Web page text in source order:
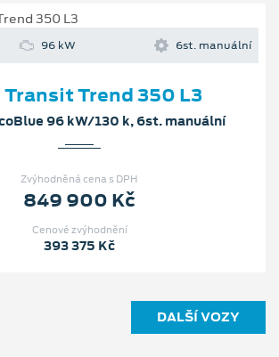
96 kW 6st. manuální
Transit Trend 350 L3
96 kW/130 k, 6st. manuální
Zvýhodněná cena s DPH
849 900 Kč
Cenové zvýhodnění
393 375 Kč
DALŠÍ VOZY